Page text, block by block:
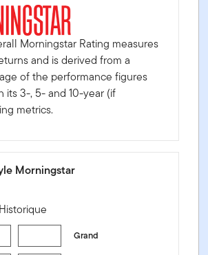
Morningstar Rating measures
and is derived from a
of the performance figures
its 3-, 5- and 10-year (if
metrics.
Morningstar
stylebox-title-sr-equity]
Historique
Grand